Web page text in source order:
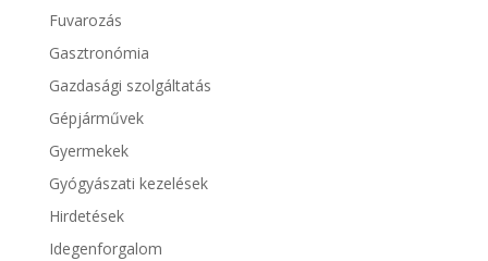
Fuvarozás
Gasztronómia
Gazdasági szolgáltatás
Gépjárművek
Gyermekek
Gyógyászati kezelések
Hirdetések
Idegenforgalom